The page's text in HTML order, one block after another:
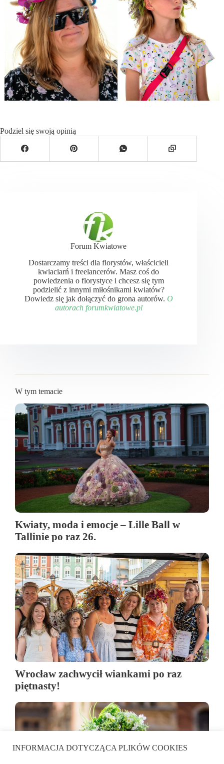
Podziel się swoją opinią
Forum Kwiatowe
Dostarczamy treści dla florystów, właścicieli
kwiaciarń i freelancerów. Masz coś do
powiedzenia o florystyce i chcesz się tym
podzielić z innymi miłośnikami kwiatów?
Dowiedz się jak dołączyć do grona autorów. O
autorach forumkwiatowe.pl
W tym temacie
Kwiaty, moda i emocje – Lille Ball w
Tallinie po raz 26.
Wrocław zachwycił wiankami po raz
piętnasty!
INFORMACJA DOTYCZĄCA PLIKÓW COOKIES